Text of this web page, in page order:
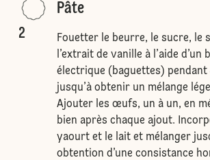
2
Pâte
Fouetter le beurre, le sucre, le
l’extrait de vanille à l’aide d’un
électrique (baguettes) pendant
jusqu’à obtenir un mélange
Ajouter les œufs, un à un, en
bien après chaque ajout.
yaourt et le lait et mélanger
obtention d’une consistance